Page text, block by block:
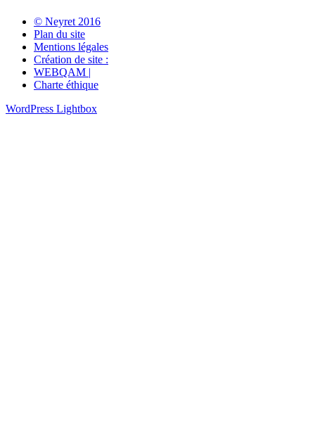
© Neyret 2016
Plan du site
Mentions légales
Création de site :
WEBQAM |
Charte éthique
WordPress Lightbox